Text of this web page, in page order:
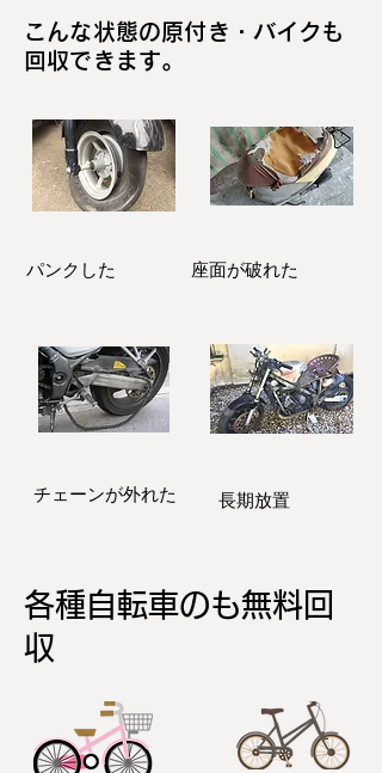
こんな状態の原付き・バイクも
回収できます。
パンクした 座面が破れた
​チェーンが外れた 長期放置
各種自転車のも無料回
収